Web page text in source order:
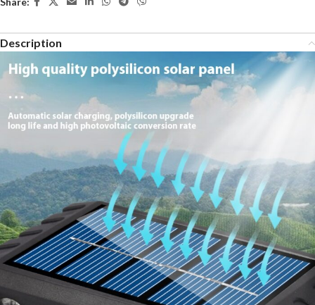
Description